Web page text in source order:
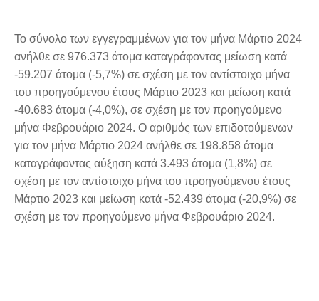
Το σύνολο των εγγεγραμμένων για τον μήνα Μάρτιο 2024
ανήλθε σε 976.373 άτομα καταγράφοντας μείωση κατά
-59.207 άτομα (-5,7%) σε σχέση με τον αντίστοιχο μήνα
του προηγούμενου έτους Μάρτιο 2023 και μείωση κατά
-40.683 άτομα (-4,0%), σε σχέση με τον προηγούμενο
μήνα Φεβρουάριο 2024. Ο αριθμός των επιδοτούμενων
για τον μήνα Μάρτιο 2024 ανήλθε σε 198.858 άτομα
καταγράφοντας αύξηση κατά 3.493 άτομα (1,8%) σε
σχέση με τον αντίστοιχο μήνα του προηγούμενου έτους
Μάρτιο 2023 και μείωση κατά -52.439 άτομα (-20,9%) σε
σχέση με τον προηγούμενο μήνα Φεβρουάριο 2024.